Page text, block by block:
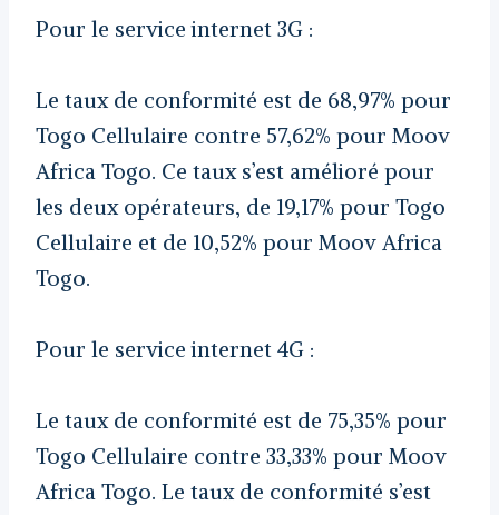
Pour le service internet 3G :
Le taux de conformité est de 68,97% pour
Togo Cellulaire contre 57,62% pour Moov
Africa Togo. Ce taux s’est amélioré pour
les deux opérateurs, de 19,17% pour Togo
Cellulaire et de 10,52% pour Moov Africa
Togo.
Pour le service internet 4G :
Le taux de conformité est de 75,35% pour
Togo Cellulaire contre 33,33% pour Moov
Africa Togo. Le taux de conformité s’est